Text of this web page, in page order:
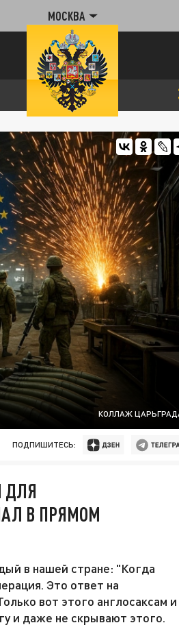
МОСКВА
КОЛЛАЖ
ПОДПИШИТЕСЬ:
ДЛЯ
В ПРЯМОМ
в нашей стране: "Когда
Это ответ на
вот этого англосаксам и
и даже не скрывают этого.